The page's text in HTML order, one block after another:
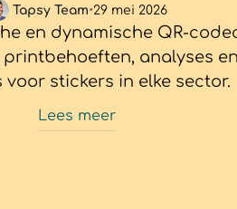
Tapsy Team•29 mei 2026
en dynamische QR-
analyses
voor stickers in elke sector.
Lees meer